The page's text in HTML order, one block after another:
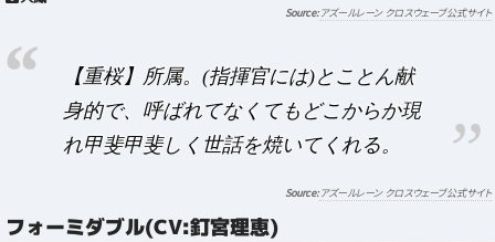
アズールレーン クロスウェーブ公式サイト
【重桜】所属。(指揮官には)とことん献
身的で、呼ばれてなくてもどこからか現
れ甲斐甲斐しく世話を焼いてくれる。
アズールレーン クロスウェーブ公式サイト
フォーミダブル(CV:釘宮理恵)